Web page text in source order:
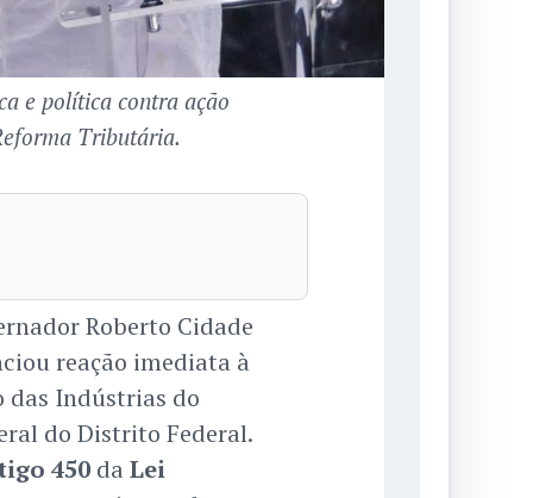
e política contra ação
Tributária.
Roberto Cidade
reação imediata à
das Indústrias do
do Distrito Federal.
450da Lei